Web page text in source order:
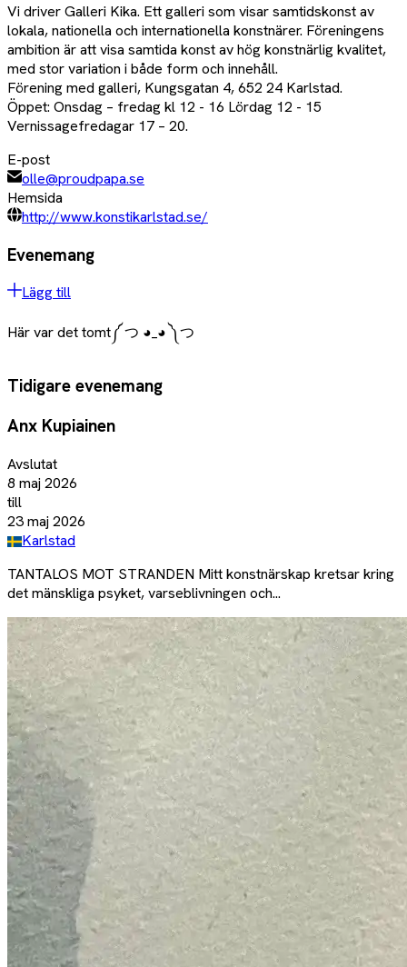
Vi driver Galleri Kika. Ett galleri som visar samtidskonst av
lokala, nationella och internationella konstnärer. Föreningens
ambition är att visa samtida konst av hög konstnärlig kvalitet,
med stor variation i både form och innehåll.
Förening med galleri, Kungsgatan 4, 652 24 Karlstad.
Öppet: Onsdag – fredag kl 12 - 16 Lördag 12 - 15
Vernissagefredagar 17 – 20.
E-post
olle@proudpapa.se
Hemsida
http://www.konstikarlstad.se/
Evenemang
Lägg till
Här var det tomt༼ つ ◕_◕ ༽つ
Tidigare evenemang
Anx Kupiainen
Avslutat
8 maj 2026
till
23 maj 2026
Karlstad
TANTALOS MOT STRANDEN Mitt konstnärskap kretsar kring
det mänskliga psyket, varseblivningen och...